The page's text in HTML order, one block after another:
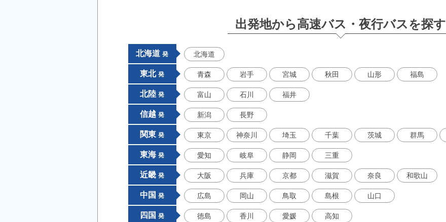
出発地から高速バス・夜行バスを探す
北海道発 北海道
東北発 青森 岩手 宮城 秋田 山形 福島
北陸発 富山 石川 福井
信越発 新潟 長野
関東発 東京 神奈川 埼玉 千葉 茨城 群馬
東海発 愛知 岐阜 静岡 三重
近畿発 大阪 兵庫 京都 滋賀 奈良 和歌山
中国発 広島 岡山 鳥取 島根 山口
四国発 徳島 香川 愛媛 高知